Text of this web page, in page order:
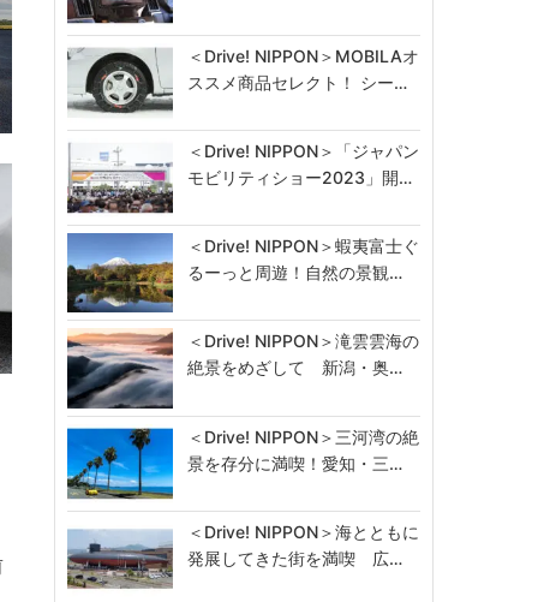
＜Drive! NIPPON＞MOBILAオ
ススメ商品セレクト！ シー…
＜Drive! NIPPON＞「ジャパン
モビリティショー2023」開…
＜Drive! NIPPON＞蝦夷富士ぐ
るーっと周遊！自然の景観…
＜Drive! NIPPON＞滝雲雲海の
絶景をめざして 新潟・奥…
＜Drive! NIPPON＞三河湾の絶
景を存分に満喫！愛知・三…
＜Drive! NIPPON＞海とともに
発展してきた街を満喫 広…